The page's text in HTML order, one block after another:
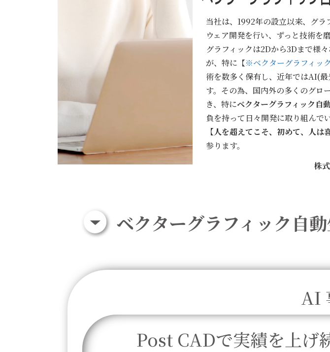
当社は、1992年の設立以来、グラ
ウェア開発を行い、ずっと技術を
グラフィックは2Dから3Dまで様
が、特に【※ベクターグラフィック
術を数多く保有し、近年ではAI(
す。その為、国内外の多くのグロ
き、特にベクターグラフィック自
負を持って日々開発に取り組んでい
【人を超えてこそ、初めて、人は
参ります。
株
ベクターグラフィック自
AI
Post CADで実績を上